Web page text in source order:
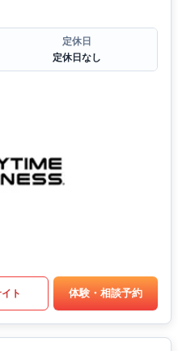
定休日
定休日なし
ト 体験・相談予約